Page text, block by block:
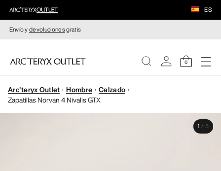
ES
Envío ydevolucionesgratis
0
MUJERE
Arc'teryx Outlet Hombre
Calzado
Zapatillas Norvan 4 Nivalis GTX
1 / 5